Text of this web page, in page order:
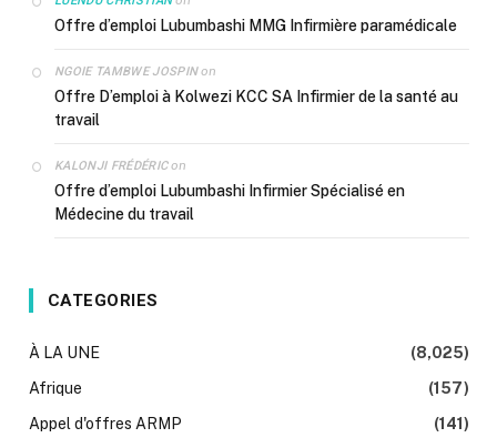
Offre d’emploi Lubumbashi MMG Infirmière paramédicale
NGOIE TAMBWE JOSPINon
Offre D’emploi à Kolwezi KCC SA Infirmier de la santé au
travail
KALONJI FRÉDÉRICon
Offre d’emploi Lubumbashi Infirmier Spécialisé en
Médecine du travail
CATEGORIES
À LA UNE
(8,025)
Afrique
(157)
Appel d'offres ARMP
(141)